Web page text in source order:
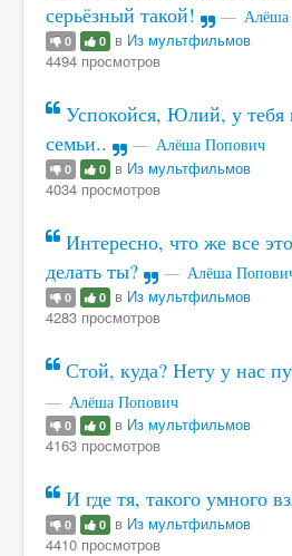
серьёзный такой!
Алёша
0 0 в Из мультфильмов
4494 просмотров
Успокойся, Юлий, у тебя
семьи..
Алёша Попович
0 0 в Из мультфильмов
4034 просмотров
Интересно, что же все
делать ты?
Алёша
0 0 в Из мультфильмов
4283 просмотров
Стой, куда? Нету у нас
Алёша Попович
0 0 в Из мультфильмов
4163 просмотров
И где тя, такого умного
0 0 в Из мультфильмов
4410 просмотров